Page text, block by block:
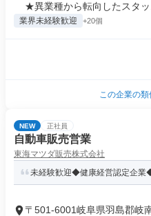
★異業種から転向したスタッ
業界未経験歓迎 +20個
この企業の
NEW 正社員
自動車販売営業
東海マツダ販売株式会社
未経験歓迎◆健康経営認定企業
〒501-6001岐阜県羽島郡岐